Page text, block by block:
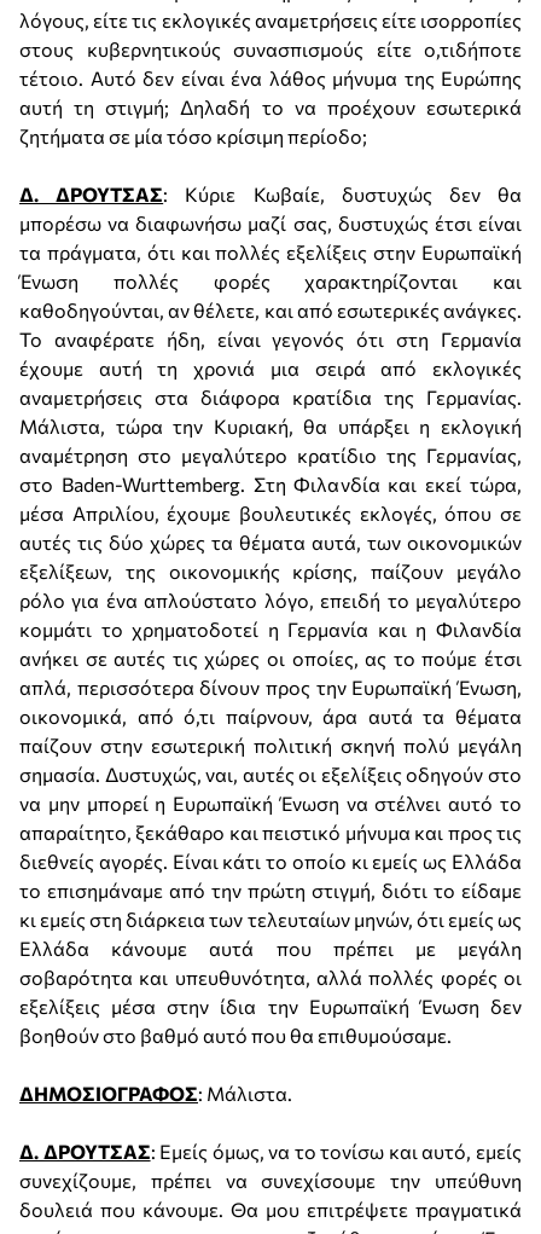
λόγους, είτε τις εκλογικές αναμετρήσεις είτε ισορροπίες
στους κυβερνητικούς συνασπισμούς είτε ο,τιδήποτε
τέτοιο. Αυτό δεν είναι ένα λάθος μήνυμα της Ευρώπης
αυτή τη στιγμή; Δηλαδή το να προέχουν εσωτερικά
ζητήματα σε μία τόσο κρίσιμη περίοδο;
Δ. ΔΡΟΥΤΣΑΣ: Κύριε Κωβαίε, δυστυχώς δεν θα
μπορέσω να διαφωνήσω μαζί σας, δυστυχώς έτσι είναι
τα πράγματα, ότι και πολλές εξελίξεις στην Ευρωπαϊκή
Ένωση πολλές φορές χαρακτηρίζονται και
καθοδηγούνται, αν θέλετε, και από εσωτερικές ανάγκες.
Το αναφέρατε ήδη, είναι γεγονός ότι στη Γερμανία
έχουμε αυτή τη χρονιά μια σειρά από εκλογικές
αναμετρήσεις στα διάφορα κρατίδια της Γερμανίας.
Μάλιστα, τώρα την Κυριακή, θα υπάρξει η εκλογική
αναμέτρηση στο μεγαλύτερο κρατίδιο της Γερμανίας,
στο Baden-Wurttemberg. Στη Φιλανδία και εκεί τώρα,
μέσα Απριλίου, έχουμε βουλευτικές εκλογές, όπου σε
αυτές τις δύο χώρες τα θέματα αυτά, των οικονομικών
εξελίξεων, της οικονομικής κρίσης, παίζουν μεγάλο
ρόλο για ένα απλούστατο λόγο, επειδή το μεγαλύτερο
κομμάτι το χρηματοδοτεί η Γερμανία και η Φιλανδία
ανήκει σε αυτές τις χώρες οι οποίες, ας το πούμε έτσι
απλά, περισσότερα δίνουν προς την Ευρωπαϊκή Ένωση,
οικονομικά, από ό,τι παίρνουν, άρα αυτά τα θέματα
παίζουν στην εσωτερική πολιτική σκηνή πολύ μεγάλη
σημασία. Δυστυχώς, ναι, αυτές οι εξελίξεις οδηγούν στο
να μην μπορεί η Ευρωπαϊκή Ένωση να στέλνει αυτό το
απαραίτητο, ξεκάθαρο και πειστικό μήνυμα και προς τις
διεθνείς αγορές. Είναι κάτι το οποίο κι εμείς ως Ελλάδα
το επισημάναμε από την πρώτη στιγμή, διότι το είδαμε
κι εμείς στη διάρκεια των τελευταίων μηνών, ότι εμείς ως
Ελλάδα κάνουμε αυτά που πρέπει με μεγάλη
σοβαρότητα και υπευθυνότητα, αλλά πολλές φορές οι
εξελίξεις μέσα στην ίδια την Ευρωπαϊκή Ένωση δεν
βοηθούν στο βαθμό αυτό που θα επιθυμούσαμε.
ΔΗΜΟΣΙΟΓΡΑΦΟΣ: Μάλιστα.
Δ. ΔΡΟΥΤΣΑΣ: Εμείς όμως, να το τονίσω και αυτό, εμείς
συνεχίζουμε, πρέπει να συνεχίσουμε την υπεύθυνη
δουλειά που κάνουμε. Θα μου επιτρέψετε πραγματικά